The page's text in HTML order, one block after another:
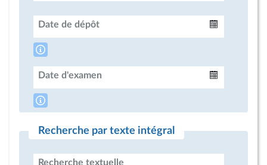
Date de dépôt
Date d'examen
Recherche par texte intégral
Recherche textuelle